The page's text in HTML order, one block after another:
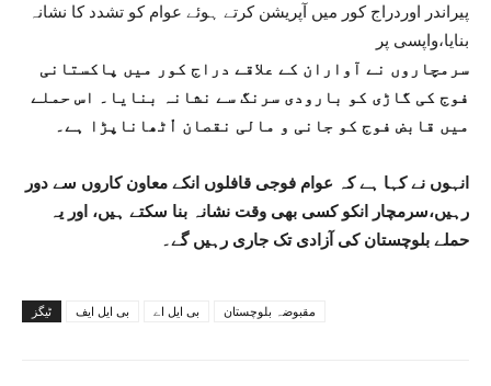
پیراندر اوردراج کور میں آپریشن کرتے ہوئے عوام کو تشدد کا نشانہ
بنایا،واپسی پر
سرمچاروں نے آواران کے علاقے دراج کور میں پاکستانی
فوج کی گاڑی کو بارودی سرنگ سے نشانہ بنایا۔ اس حملے
میں قابض فوج کو جانی و مالی نقصان اْٹھاناپڑا ہے۔
انہوں نے کہا ہے کہ عوام فوجی قافلوں انکے معاون کاروں سے دور
رہیں،سرمچار انکو کسی بھی وقت نشانہ بنا سکتے ہیں، اور یہ
حملے بلوچستان کی آزادی تک جاری رہیں گے۔
ٹیگز بی ایل ایف بی ایل اے مقبوضہ بلوچستان